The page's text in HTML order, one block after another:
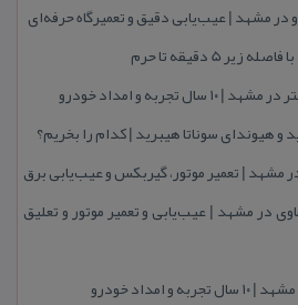
در مشهد | عیب‌یابی دقیق و تعمیرگاه حرفه‌ای
5 دقیقه تا حرم
و امداد خودرو
و هیوندای سوناتا هیبرید | كدام را بخریم؟
در مشهد | عیب‌یابی و تعمیر موتور و تعلیق
خودرو